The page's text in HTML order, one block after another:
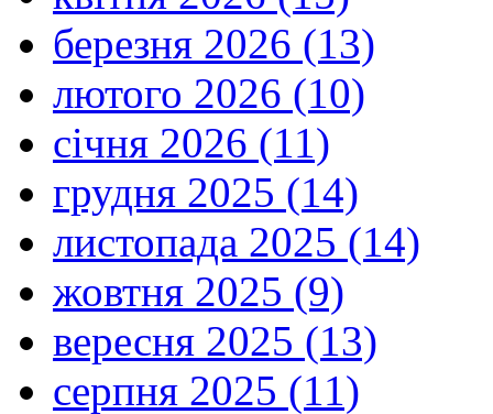
березня 2026 (13)
лютого 2026 (10)
січня 2026 (11)
грудня 2025 (14)
листопада 2025 (14)
жовтня 2025 (9)
вересня 2025 (13)
серпня 2025 (11)